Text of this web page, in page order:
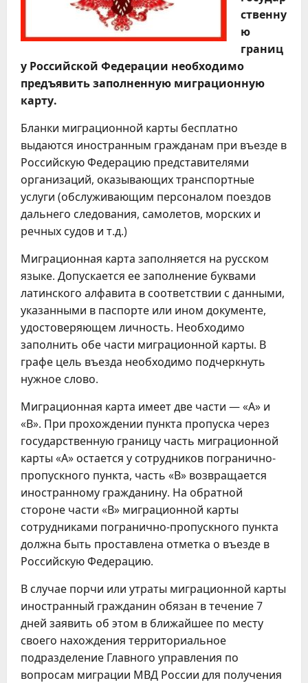
ственну
ю
границ
у Российской Федерации необходимо
предъявить заполненную миграционную
карту.
Бланки миграционной карты бесплатно
выдаются иностранным гражданам при въезде в
Российскую Федерацию представителями
организаций, оказывающих транспортные
услуги (обслуживающим персоналом поездов
дальнего следования, самолетов, морских и
речных судов и т.д.)
Миграционная карта заполняется на русском
языке. Допускается ее заполнение буквами
латинского алфавита в соответствии с данными,
указанными в паспорте или ином документе,
удостоверяющем личность. Необходимо
заполнить обе части миграционной карты. В
графе цель въезда необходимо подчеркнуть
нужное слово.
Миграционная карта имеет две части — «А» и
«В». При прохождении пункта пропуска через
государственную границу часть миграционной
карты «А» остается у сотрудников погранично-
пропускного пункта, часть «В» возвращается
иностранному гражданину. На обратной
стороне части «В» миграционной карты
сотрудниками погранично-пропускного пункта
должна быть проставлена отметка о въезде в
Российскую Федерацию.
В случае порчи или утраты миграционной карты
иностранный гражданин обязан в течение 7
дней заявить об этом в ближайшее по месту
своего нахождения территориальное
подразделение Главного управления по
вопросам миграции МВД России для получения